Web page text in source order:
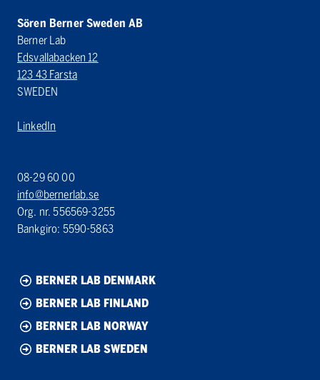
Sören Berner Sweden AB
Berner Lab
Edsvallabacken 12
123 43 Farsta
SWEDEN
LinkedIn
08-29 60 00
info@bernerlab.se
Org. nr. 556569-3255
Bankgiro: 5590-5863
BERNER LAB DENMARK
BERNER LAB FINLAND
BERNER LAB NORWAY
BERNER LAB SWEDEN